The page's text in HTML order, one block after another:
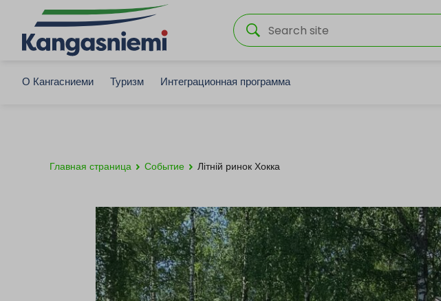
О Кангасниеми Туризм Интеграционная программа
Главная страница Событие Літній ринок Хокка